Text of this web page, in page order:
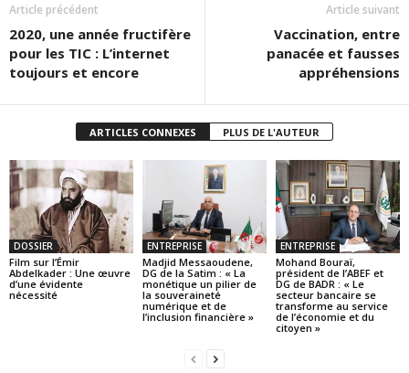
Article précédent
2020, une année fructifère
pour les TIC : L’internet
toujours et encore
Article suivant
Vaccination, entre
panacée et fausses
appréhensions
ARTICLES CONNEXES PLUS DE L'AUTEUR
DOSSIER
Film sur l’Émir
Abdelkader : Une œuvre
d’une évidente
nécessité
ENTREPRISE
Madjid Messaoudene,
DG de la Satim : « La
monétique un pilier de
la souveraineté
numérique et de
l’inclusion financière »
ENTREPRISE
Mohand Bouraï,
président de l’ABEF et
DG de BADR : « Le
secteur bancaire se
transforme au service
de l’économie et du
citoyen »